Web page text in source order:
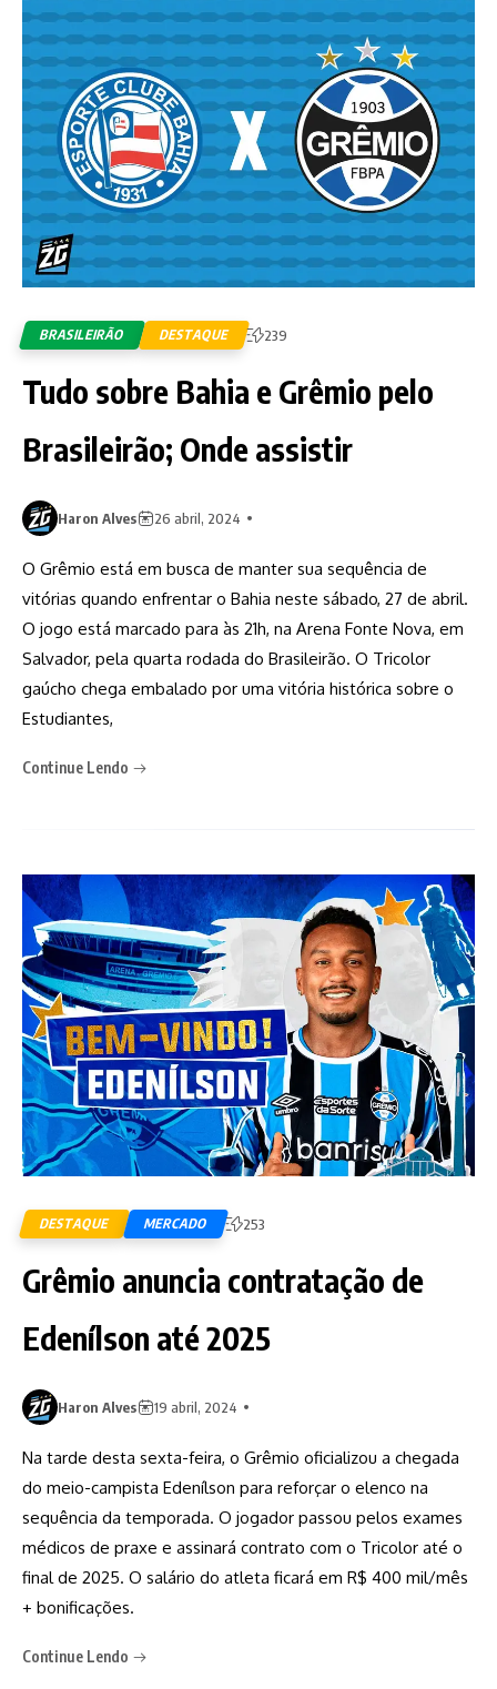
BRASILEIRÃO DESTAQUE 239
Tudo sobre Bahia e Grêmio pelo
Brasileirão; Onde assistir
Haron Alves 26 abril, 2024
O Grêmio está em busca de manter sua sequência de
vitórias quando enfrentar o Bahia neste sábado, 27 de abril.
O jogo está marcado para às 21h, na Arena Fonte Nova, em
Salvador, pela quarta rodada do Brasileirão. O Tricolor
gaúcho chega embalado por uma vitória histórica sobre o
Estudiantes,
Continue Lendo
DESTAQUE MERCADO 253
Grêmio anuncia contratação de
Edenílson até 2025
Haron Alves 19 abril, 2024
Na tarde desta sexta-feira, o Grêmio oficializou a chegada
do meio-campista Edenílson para reforçar o elenco na
sequência da temporada. O jogador passou pelos exames
médicos de praxe e assinará contrato com o Tricolor até o
final de 2025. O salário do atleta ficará em R$ 400 mil/mês
+ bonificações.
Continue Lendo